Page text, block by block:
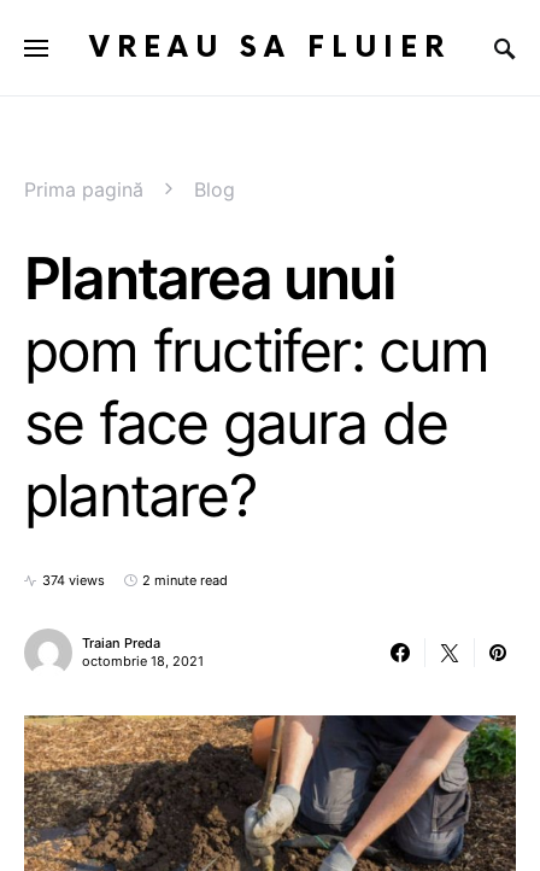
VREAU SA FLUIER
Prima pagină Blog
Plantarea unui
pom fructifer: cum
se face gaura de
plantare?
374 views 2 minute read
Traian Preda
octombrie 18, 2021